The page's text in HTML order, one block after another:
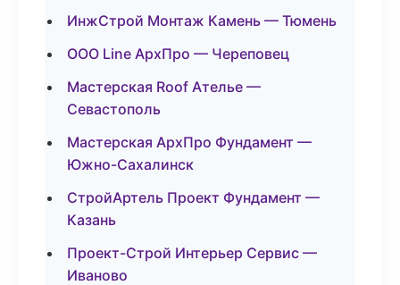
ИнжСтрой Монтаж Камень — Тюмень
ООО Line АрхПро — Череповец
Мастерская Roof Ателье —
Севастополь
Мастерская АрхПро Фундамент —
Южно-Сахалинск
СтройАртель Проект Фундамент —
Казань
Проект-Строй Интерьер Сервис —
Иваново